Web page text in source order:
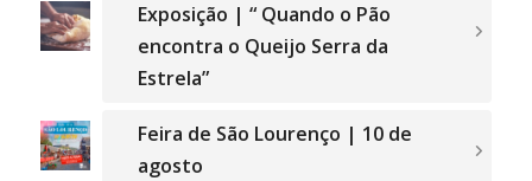
Exposição | “ Quando o Pão
encontra o Queijo Serra da
Estrela”
Feira de São Lourenço | 10 de
agosto